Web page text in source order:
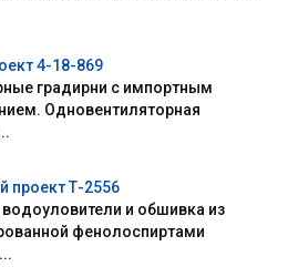
4-18-869
градирни с импортным
Одновентиляторная
проект Т-2556
и обшивка из
фенолоспиртами